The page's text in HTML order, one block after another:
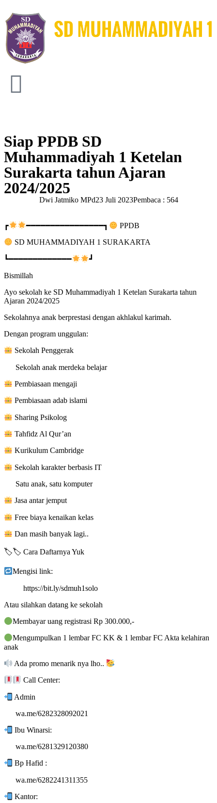
Siap PPDB SD
Muhammadiyah 1 Ketelan
Surakarta tahun Ajaran
2024/2025
Dwi Jatmiko MPd23 Juli 2023Pembaca : 564
┏ ━━━━━━━━━━━━━━━━┓ PPDB
SD MUHAMMADIYAH 1 SURAKARTA
┗━━━━━━━━━━━━━
┛
Bismillah
Ayo sekolah ke SD Muhammadiyah 1 Ketelan Surakarta tahun
Ajaran 2024/2025
Sekolahnya anak berprestasi dengan akhlakul karimah.
Dengan program unggulan:
Sekolah Penggerak
Sekolah anak merdeka belajar
Pembiasaan mengaji
Pembiasaan adab islami
Sharing Psikolog
Tahfidz Al Qur’an
Kurikulum Cambridge
Sekolah karakter berbasis IT
Satu anak, satu komputer
Jasa antar jemput
Free biaya kenaikan kelas
Dan masih banyak lagi..
🏷🏷 Cara Daftarnya Yuk
Mengisi link:
https://bit.ly/sdmuh1solo
Atau silahkan datang ke sekolah
Membayar uang registrasi Rp 300.000,-
Mengumpulkan 1 lembar FC KK & 1 lembar FC Akta kelahiran
anak
Ada promo menarik nya lho..
Call Center:
Admin
wa.me/6282328092021
Ibu Winarsi:
wa.me/6281329120380
Bp Hafid :
wa.me/6282241311355
Kantor: